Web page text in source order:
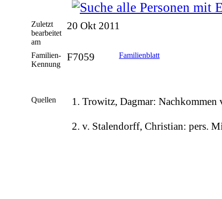
Zuletzt
bearbeitet
am
20 Okt 2011
Familien-
Kennung
F7059 Familienblatt
Quellen Trowitz, Dagmar:
v. Stalendorff, Christian: pers.